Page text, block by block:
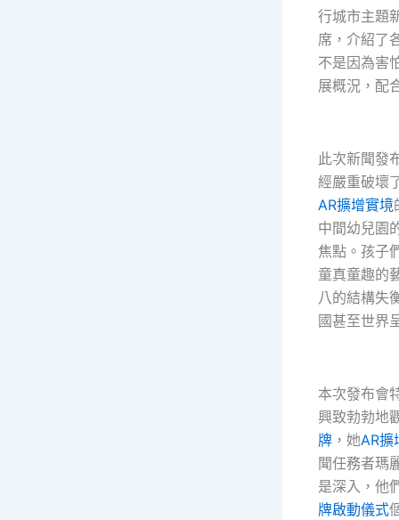
行城市主題
席，介紹了
不是因為害
展概況，配
此次新聞發
經嚴重破壞
AR擴增實境
中間幼兒園
焦點。孩子
童真童趣的
八的結構失
國甚至世界
本次發布會
興致勃勃地
牌 ，她AR擴
聞任務者瑪
是深入，他
牌啟動儀式